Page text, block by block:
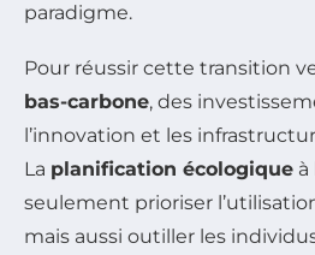
paradigme.
Pour réussir cette transition
bas-carbone, des
l’innovation et les
La planification écologique
seulement prioriser
mais aussi outiller les